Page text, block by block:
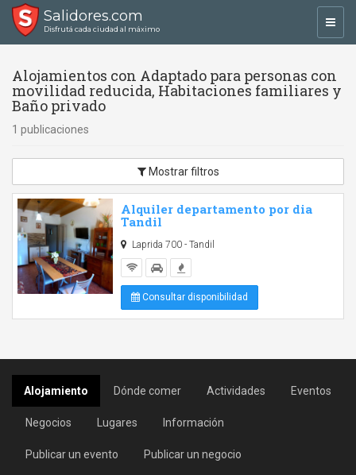
Salidores.com
Disfrutá cada ciudad al máximo
Alojamientos con Adaptado para personas con
movilidad reducida, Habitaciones familiares y
Baño privado
1 publicaciones
Mostrar filtros
Alquiler departamento por dia
Tandil
Laprida 700 - Tandil
Consultar disponibilidad
Alojamiento Dónde comer Actividades Eventos
Negocios Lugares Información
Publicar un evento Publicar un negocio